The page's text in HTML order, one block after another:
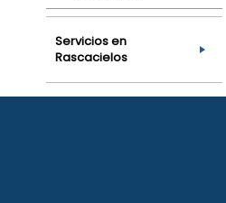
Servicios en
Rascacielos